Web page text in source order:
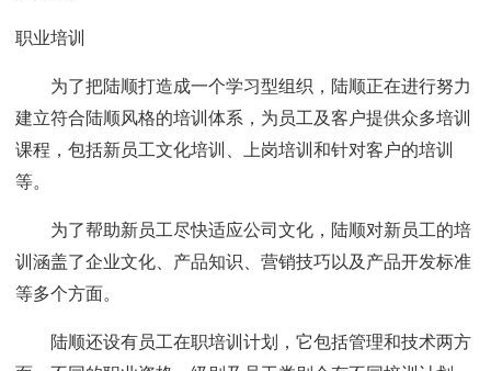
职业培训
为了把陆顺打造成一个学习型组织，陆顺正在进行努力
建立符合陆顺风格的培训体系，为员工及客户提供众多培训
课程，包括新员工文化培训、上岗培训和针对客户的培训
等。
为了帮助新员工尽快适应公司文化，陆顺对新员工的培
训涵盖了企业文化、产品知识、营销技巧以及产品开发标准
等多个方面。
陆顺还设有员工在职培训计划，它包括管理和技术两方